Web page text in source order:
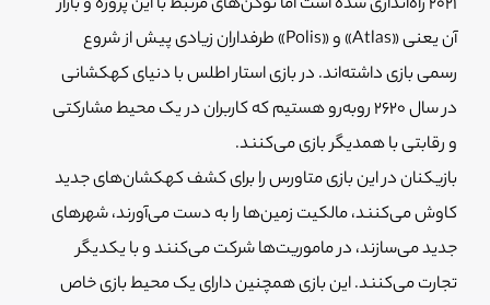
آن یعنی «Atlas» و «Polis» طرفداران زیادی پیش از شروع
رسمی بازی داشته‌اند. در بازی استار اطلس با دنیای کهکشانی
در سال 2620 روبه‌رو هستیم که کاربران در یک محیط مشارکتی
و رقابتی با همدیگر بازی می‌کنند.
بازیکنان در این بازی متاورس را برای کشف کهکشان‌های جدید
کاوش می‌کنند، مالکیت زمین‌ها را به دست می‌آورند، شهرهای
جدید می‌سازند، در ماموریت‌ها شرکت می‌کنند و با یکدیگر
تجارت می‌کنند. این بازی همچنین دارای یک محیط بازی خاص